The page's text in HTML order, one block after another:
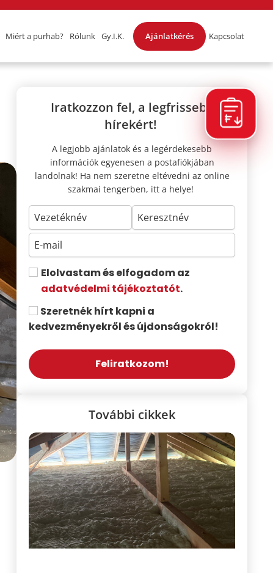
Miért a purhab? Rólunk Gy.I.K. Ajánlatkérés Kapcsolat
Iratkozzon fel, a legfrissebb
hírekért!
A legjobb ajánlatok és a legérdekesebb
információk egyenesen a postafiókjában
landolnak! Ha nem szeretne eltévedni az online
szakmai tengerben, itt a helye!
Elolvastam és elfogadom az
adatvédelmi tájékoztatót.
Szeretnék hírt kapni a
kedvezményekről és újdonságokról!
Feliratkozom!
További cikkek